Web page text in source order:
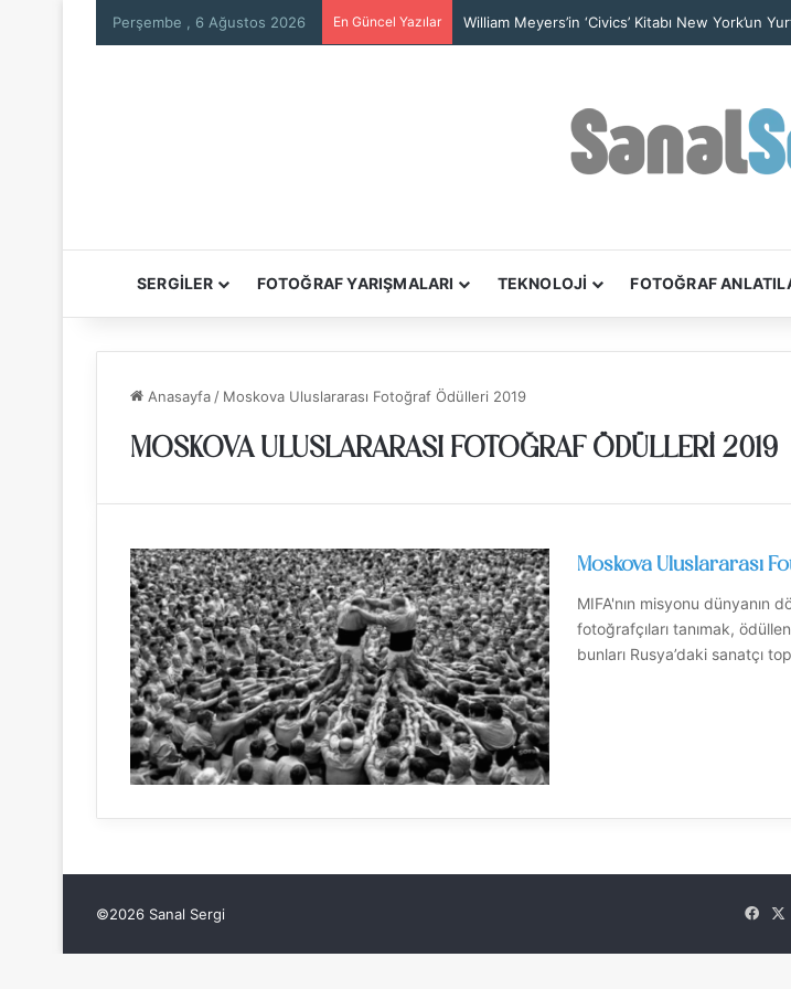
Perşembe , 6 Ağustos 2026 En Güncel Yazılar William Meyers’in ‘Civics’ Kitabı New York’un
SERGİLER FOTOĞRAF YARIŞMALARI TEKNOLOJİ FOTOĞRAF
Anasayfa / Moskova Uluslararası Fotoğraf Ödülleri 2019
MOSKOVA ULUSLARARASI FOTOĞRAF ÖDÜLLERI 2019
Moskova Uluslararası
MIFA'nın misyonu dünyanın
fotoğrafçıları tanımak,
bunları Rusya’daki sanatçı
©2026 Sanal Sergi